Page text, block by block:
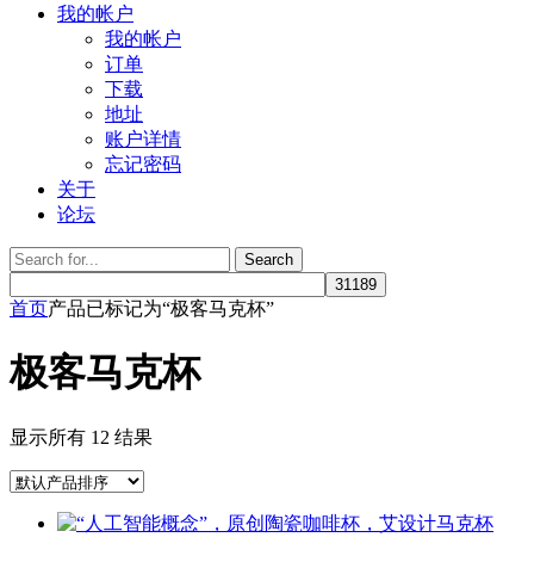
我的帐户
我的帐户
订单
下载
地址
账户详情
忘记密码
关于
论坛
Search
Search
for:
首页产品已标记为“极客马克杯”
极客马克杯
显示所有 12 结果